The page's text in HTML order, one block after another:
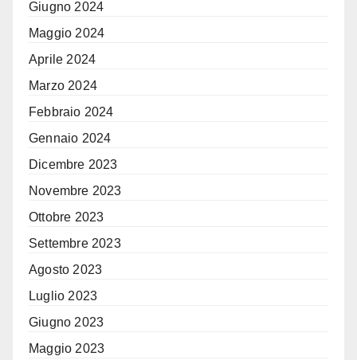
Giugno 2024
Maggio 2024
Aprile 2024
Marzo 2024
Febbraio 2024
Gennaio 2024
Dicembre 2023
Novembre 2023
Ottobre 2023
Settembre 2023
Agosto 2023
Luglio 2023
Giugno 2023
Maggio 2023